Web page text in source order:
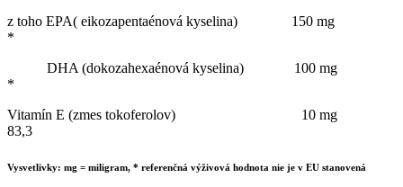
z toho EPA( eikozapentaénová kyselina) 150 mg
*
DHA (dokozahexaénová kyselina) 100 mg
*
Vitamín E (zmes tokoferolov) 10 mg
83,3
Vysvetlivky: mg = miligram, * referenčná výživová hodnota nie je v EU stanovená